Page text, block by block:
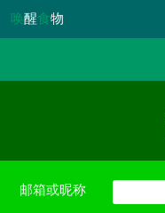
唤醒食物
邮箱或昵称